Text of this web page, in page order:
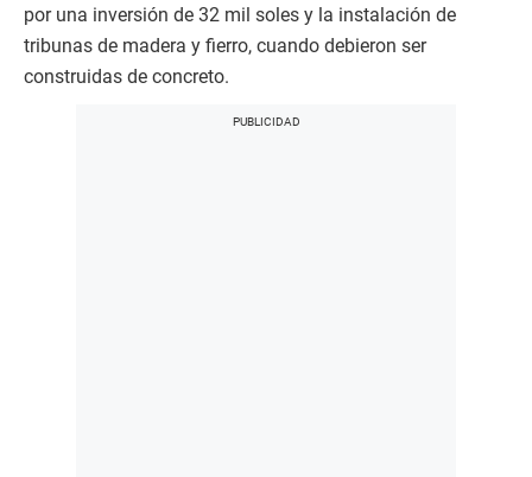
por una inversión de 32 mil soles y la instalación de
tribunas de madera y fierro, cuando debieron ser
construidas de concreto.